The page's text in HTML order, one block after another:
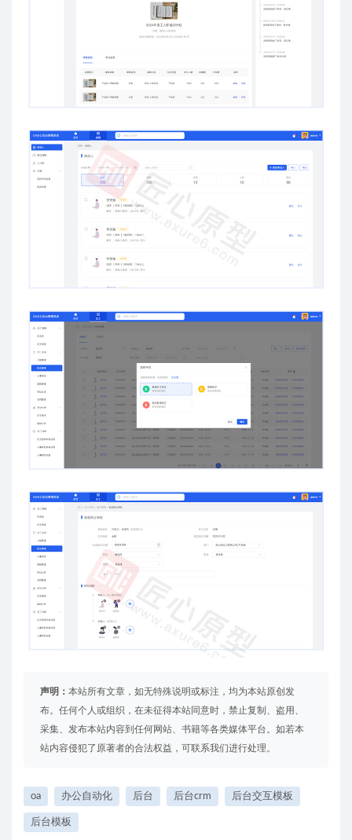
声明： 本站所有文章，如无特殊说明或标注，均为本站原创发
布。任何个人或组织，在未征得本站同意时，禁止复制、盗用、
采集、发布本站内容到任何网站、书籍等各类媒体平台。如若本
站内容侵犯了原著者的合法权益，可联系我们进行处理。
oa 办公自动化 后台 后台crm 后台交互模板
后台模板